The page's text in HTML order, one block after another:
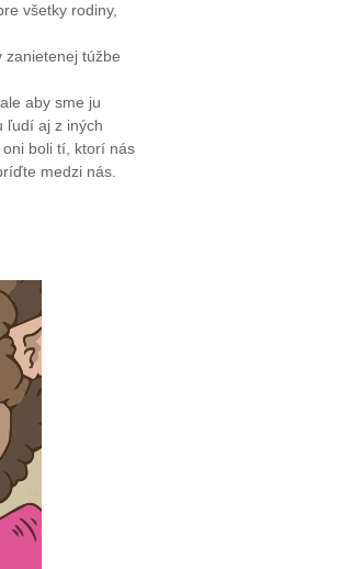
všetky rodiny,
zanietenej túžbe
aby sme ju
ľudí aj z iných
boli tí, ktorí nás
medzi nás.